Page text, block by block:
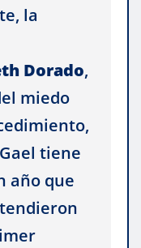
la
Dorado,
miedo
tiene
año que